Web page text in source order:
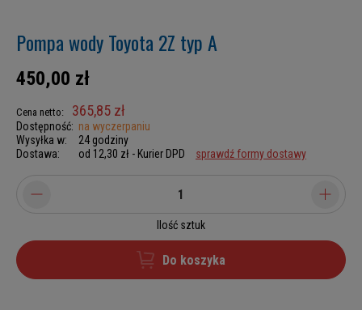
Pompa wody Toyota 2Z typ A
450,00 zł
Cena netto: 365,85 zł
Dostępność: na wyczerpaniu
Wysyłka w:
24 godziny
Dostawa:
od 12,30 zł - Kurier DPD sprawdź formy dostawy
Ilość sztuk
Do koszyka